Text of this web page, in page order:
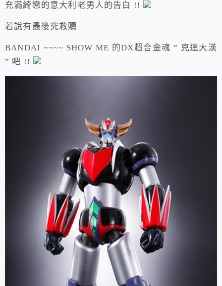
充滿綺戀的意大利老男人的告白 !!
若說有最後究救贖
BANDAI ~~~~ SHOW ME 的DX超合金魂 ” 克連大漢
” 吧 !!